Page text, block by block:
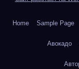
Home Sample Page
Авокадо